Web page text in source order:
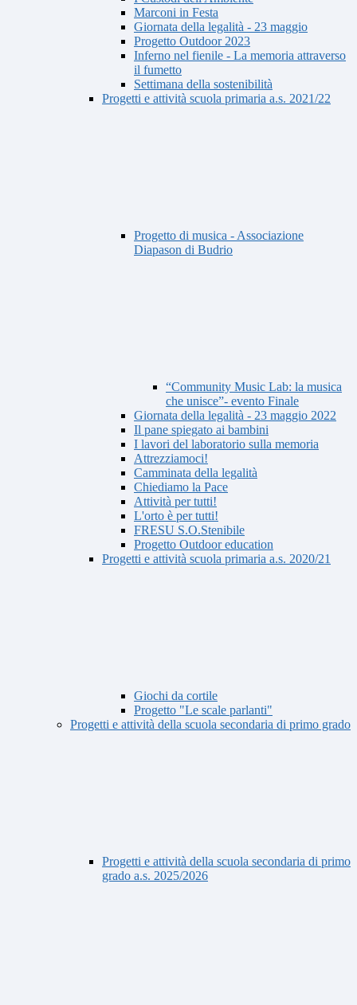
Marconi in Festa
Giornata della legalità - 23 maggio
Progetto Outdoor 2023
Inferno nel fienile - La memoria attraverso
il fumetto
Settimana della sostenibilità
Progetti e attività scuola primaria a.s. 2021/22
Progetto di musica - Associazione
Diapason di Budrio
“Community Music Lab: la musica
che unisce”- evento Finale
Giornata della legalità - 23 maggio 2022
Il pane spiegato ai bambini
I lavori del laboratorio sulla memoria
Attrezziamoci!
Camminata della legalità
Chiediamo la Pace
Attività per tutti!
L'orto è per tutti!
FRESU S.O.Stenibile
Progetto Outdoor education
Progetti e attività scuola primaria a.s. 2020/21
Giochi da cortile
Progetto "Le scale parlanti"
Progetti e attività della scuola secondaria di primo grado
Progetti e attività della scuola secondaria di primo
grado a.s. 2025/2026